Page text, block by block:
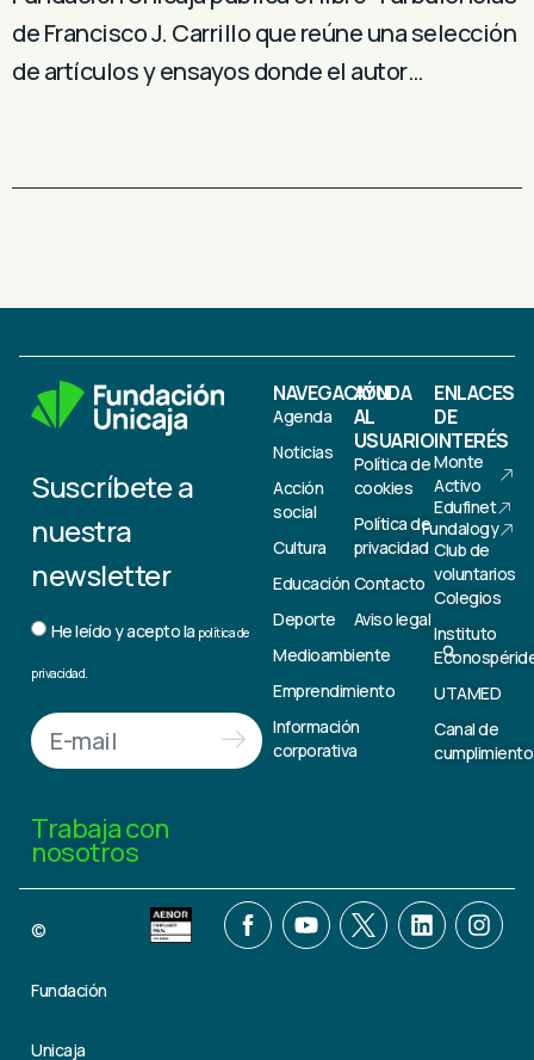
de Francisco J. Carrillo que reúne una selección
de artículos y ensayos donde el autor…
Suscríbete a
nuestra
newsletter
He leído y acepto la política de
privacidad.
Trabaja con
nosotros
NAVEGACIÓN
Agenda
Noticias
Acción
social
Cultura
Educación
Deporte
Medioambiente
Emprendimiento
Información
corporativa
AYUDA
AL
USUARIO
Política de
cookies
Política de
privacidad
Contacto
Aviso legal
ENLACES
DE
INTERÉS
Monte
Activo
Edufinet
Fundalogy
Club de
voluntarios
Colegios
Instituto
UTAMED
Canal de
cumplimiento
©
Fundación
Unicaja